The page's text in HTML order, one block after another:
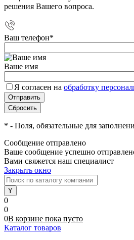
решения Вашего вопроса.
Ваш телефон*
Ваше имя
Я согласен на обработку
* - Поля, обязательные для
Сообщение отправлено
Ваше сообщение успешно
Вами свяжется наш специалист
Закрыть окно
0
0
0В корзине пока пусто
Каталог товаров